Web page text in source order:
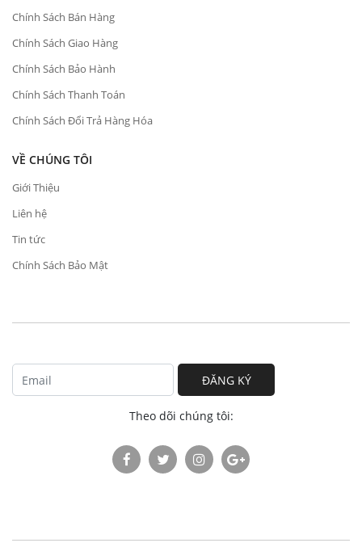
Chính Sách Bán Hàng
Chính Sách Giao Hàng
Chính Sách Bảo Hành
Chính Sách Thanh Toán
Chính Sách Đổi Trả Hàng Hóa
VỀ CHÚNG TÔI
Giới Thiệu
Liên hệ
Tin tức
Chính Sách Bảo Mật
ĐĂNG KÝ
Theo dõi chúng tôi: